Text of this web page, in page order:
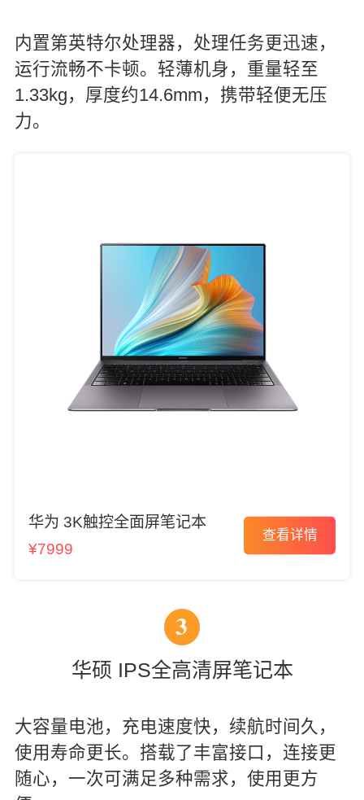
内置第英特尔处理器，处理任务更迅速，
运行流畅不卡顿。轻薄机身，重量轻至
1.33kg，厚度约14.6mm，携带轻便无压
力。
华为 3K触控全面屏笔记本
¥7999
查看详情
3
华硕 IPS全高清屏笔记本
大容量电池，充电速度快，续航时间久，
使用寿命更长。搭载了丰富接口，连接更
随心，一次可满足多种需求，使用更方